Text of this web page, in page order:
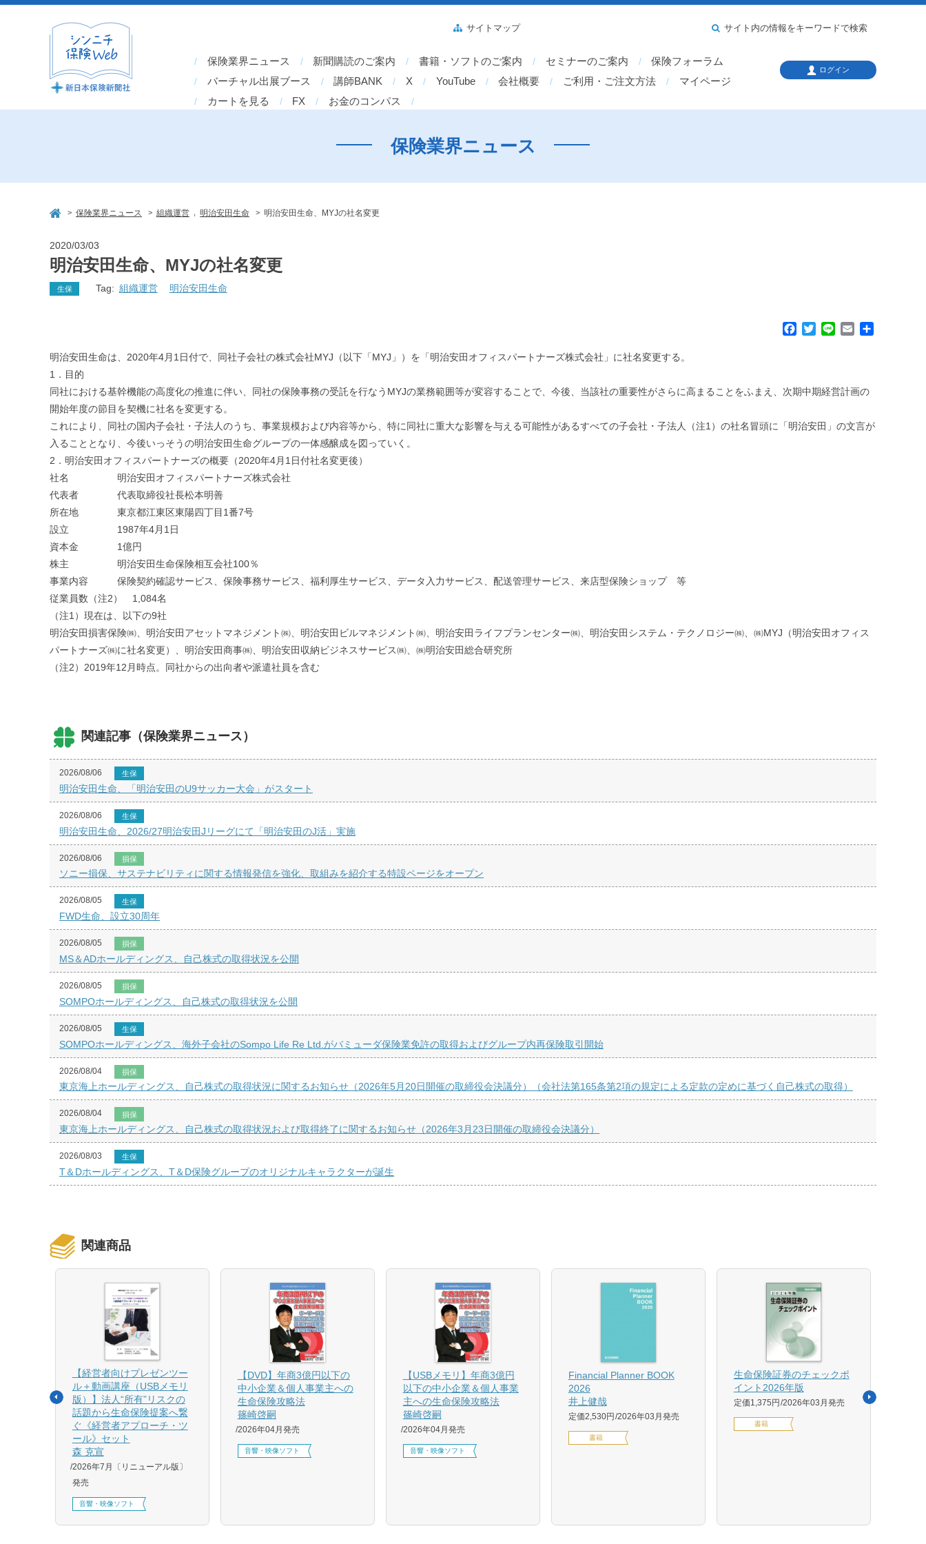
保険業界ニュース 新聞購読のご案内 書籍・ソフトのご案内 セミナーのご案内
保険フォーラム
バーチャル出展ブース
講師BANK X YouTube 会社概要 ご利用・ご注文方法
マイページ
カートを見る
FX お金のコンパス
サイトマップ サイト内の情報をキーワードで検索
ログイン
保険業界ニュース
> 保険業界ニュース > 組織運営 明治安田生命 > 明治安田生命、MYJの社名変更
2020/03/03
明治安田生命、MYJの社名変更
生保 Tag: 組織運営 明治安田生命
o
k
e
明治安田生命は、2020年4月1日付で、同社子会社の株式会社MYJ（以下「MYJ」）を「明治安田オフィスパートナーズ株式会社」に社名変更する。
1．目的
同社における基幹機能の高度化の推進に伴い、同社の保険事務の受託を行なうMYJの業務範囲等が変容することで、今後、当該社の重要性がさらに高まることをふまえ、次期中期経営計画の
開始年度の節目を契機に社名を変更する。
これにより、同社の国内子会社・子法人のうち、事業規模および内容等から、特に同社に重大な影響を与える可能性があるすべての子会社・子法人（注1）の社名冒頭に「明治安田」の文言が
入ることとなり、今後いっそうの明治安田生命グループの一体感醸成を図っていく。
2．明治安田オフィスパートナーズの概要（2020年4月1日付社名変更後）
社名 明治安田オフィスパートナーズ株式会社
代表者 代表取締役社長松本明善
所在地 東京都江東区東陽四丁目1番7号
設立 1987年4月1日
資本金 1億円
株主 明治安田生命保険相互会社100％
事業内容 保険契約確認サービス、保険事務サービス、福利厚生サービス、データ入力サービス、配送管理サービス、来店型保険ショップ 等
従業員数（注2） 1,084名
（注1）現在は、以下の9社
明治安田損害保険㈱、明治安田アセットマネジメント㈱、明治安田ビルマネジメント㈱、明治安田ライフプランセンター㈱、明治安田システム・テクノロジー㈱、㈱MYJ（明治安田オフィス
パートナーズ㈱に社名変更）、明治安田商事㈱、明治安田収納ビジネスサービス㈱、㈱明治安田総合研究所
（注2）2019年12月時点。同社からの出向者や派遣社員を含む
関連記事（保険業界ニュース）
2026/08/06 生保
明治安田生命、「明治安田のU9サッカー大会」がスタート
2026/08/06 生保
明治安田生命、2026/27明治安田Jリーグにて「明治安田のJ活」実施
2026/08/06 損保
ソニー損保、サステナビリティに関する情報発信を強化、取組みを紹介する特設ページをオープン
2026/08/05 生保
FWD生命、設立30周年
2026/08/05 損保
MS＆ADホールディングス、自己株式の取得状況を公開
2026/08/05 損保
SOMPOホールディングス、自己株式の取得状況を公開
2026/08/05 生保
SOMPOホールディングス、海外子会社のSompo Life Re Ltd.がバミューダ保険業免許の取得およびグループ内再保険取引開始
2026/08/04 損保
東京海上ホールディングス、自己株式の取得状況に関するお知らせ（2026年5月20日開催の取締役会決議分）（会社法第165条第2項の規定による定款の定めに基づく自己株式の取得）
2026/08/04 損保
東京海上ホールディングス、自己株式の取得状況および取得終了に関するお知らせ（2026年3月23日開催の取締役会決議分）
2026/08/03 生保
T＆Dホールディングス、T＆D保険グループのオリジナルキャラクターが誕生
関連商品
【経営者向けプレゼンツー
ル＋動画講座（USBメモリ
版）】法人“所有”リスクの
話題から生命保険提案へ繋
ぐ《経営者アプローチ・ツ
ール》セット
森 克宣
2026年7月〔リニューアル版〕
発売
音響・映像ソフト
【DVD】年商3億円以下の
中小企業＆個人事業主への
生命保険攻略法
篠崎啓嗣
2026年04月発売
音響・映像ソフト
【USBメモリ】年商3億円
以下の中小企業＆個人事業
主への生命保険攻略法
篠崎啓嗣
2026年04月発売
音響・映像ソフト
Financial Planner BOOK
2026
井上健哉
定価2,530円 2026年03月発売
書籍
生命保険証券のチェックポ
イント2026年版
定価1,375円 2026年03月発売
書籍